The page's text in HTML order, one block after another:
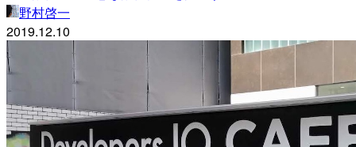
野村啓一
2019.12.10